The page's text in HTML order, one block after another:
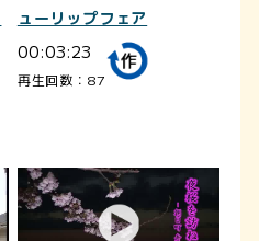
ューリップフェア
00:03:23
再生回数：87